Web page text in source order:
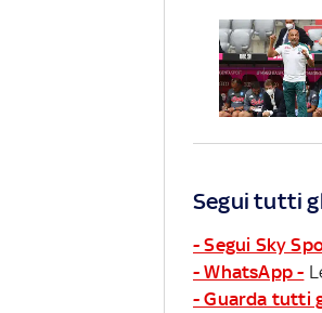
Segui tutti
- Segui Sky
- WhatsApp -
- Guarda tutti